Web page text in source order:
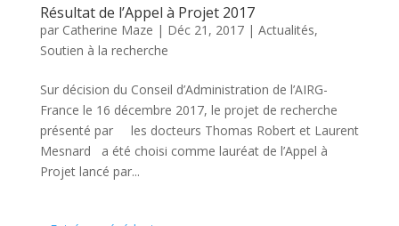
Résultat de l’Appel à Projet 2017
par Catherine Maze | Déc 21, 2017| Actualités,
Soutien à la recherche
Sur décision du Conseil d’Administration de l’AIRG-
France le 16 décembre 2017, le projet de recherche
présenté par les docteurs Thomas Robert et Laurent
Mesnard a été choisi comme lauréat de l’Appel à
Projet lancé par...